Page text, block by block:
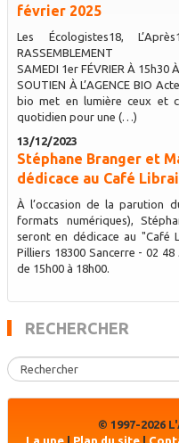
février 2025
Les Écologistes18,
RASSEMBLEMENT
SAMEDI 1er FÉVRIER À 15h30
SOUTIEN À L’AGENCE BIO
bio met en lumière ceux et
quotidien pour une (…)
13/12/2023
Stéphane Branger et
dédicace au Café
À l’occasion de la parution
formats numériques),
seront en dédicace au "Café
Pilliers 18300 Sancerre - 02 48
de 15h00 à 18h00.
RECHERCHER
© 1997-2026
La une | Plan du site |